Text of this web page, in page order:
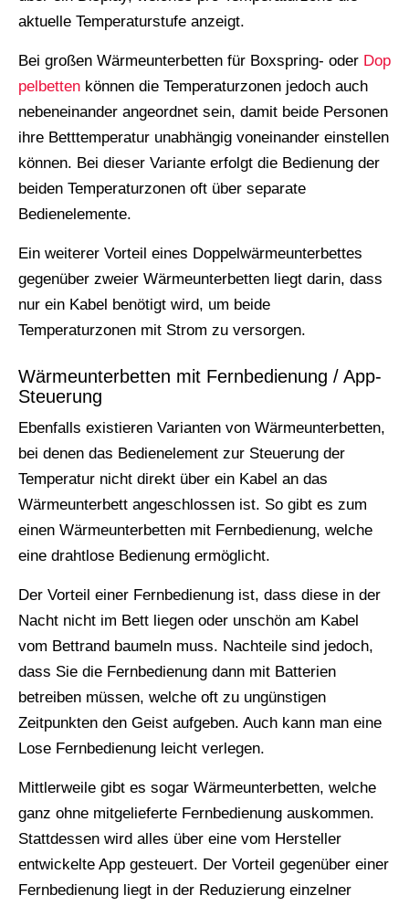
aktuelle Temperaturstufe anzeigt.
Bei großen Wärmeunterbetten für Boxspring- oder Dop
pelbetten können die Temperaturzonen jedoch auch
nebeneinander angeordnet sein, damit beide Personen
ihre Betttemperatur unabhängig voneinander einstellen
können. Bei dieser Variante erfolgt die Bedienung der
beiden Temperaturzonen oft über separate
Bedienelemente.
Ein weiterer Vorteil eines Doppelwärmeunterbettes
gegenüber zweier Wärmeunterbetten liegt darin, dass
nur ein Kabel benötigt wird, um beide
Temperaturzonen mit Strom zu versorgen.
Wärmeunterbetten mit Fernbedienung / App-
Steuerung
Ebenfalls existieren Varianten von Wärmeunterbetten,
bei denen das Bedienelement zur Steuerung der
Temperatur nicht direkt über ein Kabel an das
Wärmeunterbett angeschlossen ist. So gibt es zum
einen Wärmeunterbetten mit Fernbedienung, welche
eine drahtlose Bedienung ermöglicht.
Der Vorteil einer Fernbedienung ist, dass diese in der
Nacht nicht im Bett liegen oder unschön am Kabel
vom Bettrand baumeln muss. Nachteile sind jedoch,
dass Sie die Fernbedienung dann mit Batterien
betreiben müssen, welche oft zu ungünstigen
Zeitpunkten den Geist aufgeben. Auch kann man eine
Lose Fernbedienung leicht verlegen.
Mittlerweile gibt es sogar Wärmeunterbetten, welche
ganz ohne mitgelieferte Fernbedienung auskommen.
Stattdessen wird alles über eine vom Hersteller
entwickelte App gesteuert. Der Vorteil gegenüber einer
Fernbedienung liegt in der Reduzierung einzelner